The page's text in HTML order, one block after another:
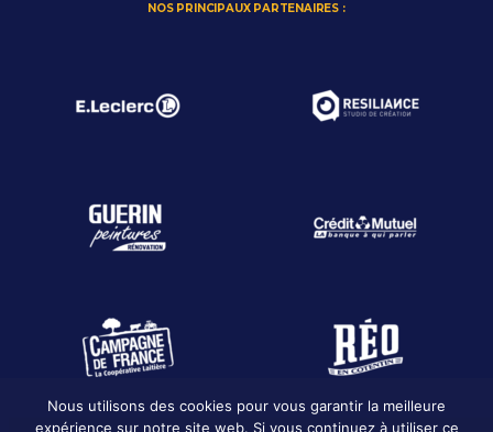
NOS PRINCIPAUX PARTENAIRES :
Nous utilisons des cookies pour vous garantir la meilleure
expérience sur notre site web. Si vous continuez à utiliser ce